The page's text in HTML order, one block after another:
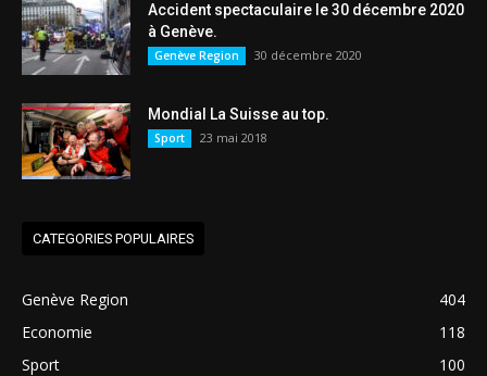
Accident spectaculaire le 30 décembre 2020
à Genève.
Genève Region 30 décembre 2020
Mondial La Suisse au top.
Sport 23 mai 2018
CATEGORIES POPULAIRES
Genève Region
404
Economie
118
Sport
100